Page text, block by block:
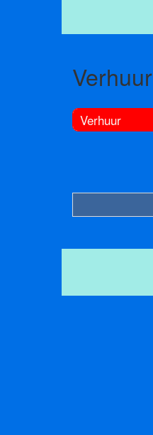
Verhuur
Verhuur